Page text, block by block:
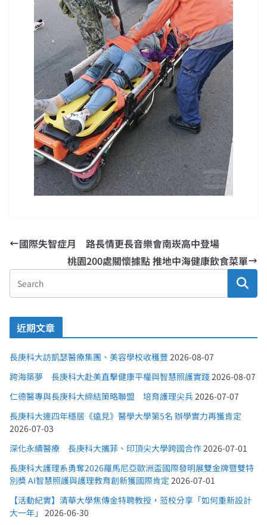
國際失智症月 路長情更長音樂會南崁高中登場
桃園200處關懷據點 推地中海健康飲食菜單
近期文章
長庚科大訪凱瑟醫療集團、美容學校收穫豐 2026-08-07
跨海築夢 長庚科大赴美直擊健康平權與智慧照護實踐 2026-08-07
仁德醫專與長庚科大締結策略聯盟 培育護理尖兵 2026-07-07
長庚科大連四年穩居《遠見》醫學大學第5名 辦學實力再獲肯定
2026-07-03
深化永續醫療 長庚科大攜菲、印頂尖大學跨國合作 2026-07-01
長庚科大護理系勇奪2026羅馬尼亞歐洲盃國際發明展雙金牌暨雙特
別獎 AI智慧照護與護理教育創新獲國際肯定 2026-07-01
【活動紀實】清華大學焦傳金特聘教授，蒞校分享「如何重新設計
大一年」
2026-06-30